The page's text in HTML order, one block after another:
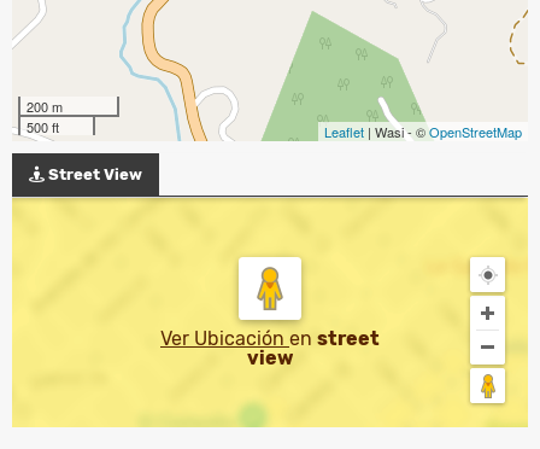
200 m
500 ft
Leaflet | Wasi - ©OpenStreetMap
Street View
Ver Ubicación en street
view